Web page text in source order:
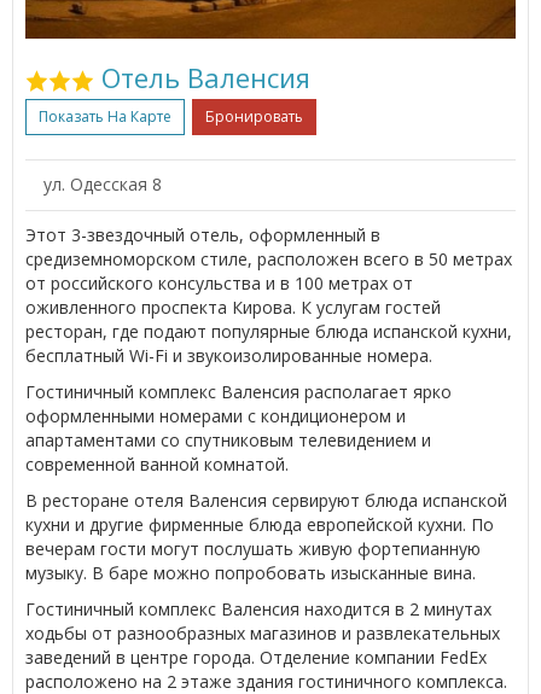
Отель Валенсия
Показать На Карте Бронировать
ул. Одесская 8
Этот 3-звездочный отель, оформленный в
средиземноморском стиле, расположен всего в 50 метрах
от российского консульства и в 100 метрах от
оживленного проспекта Кирова. К услугам гостей
ресторан, где подают популярные блюда испанской кухни,
бесплатный Wi-Fi и звукоизолированные номера.
Гостиничный комплекс Валенсия располагает ярко
оформленными номерами с кондиционером и
апартаментами со спутниковым телевидением и
современной ванной комнатой.
В ресторане отеля Валенсия сервируют блюда испанской
кухни и другие фирменные блюда европейской кухни. По
вечерам гости могут послушать живую фортепианную
музыку. В баре можно попробовать изысканные вина.
Гостиничный комплекс Валенсия находится в 2 минутах
ходьбы от разнообразных магазинов и развлекательных
заведений в центре города. Отделение компании FedEx
расположено на 2 этаже здания гостиничного комплекса.